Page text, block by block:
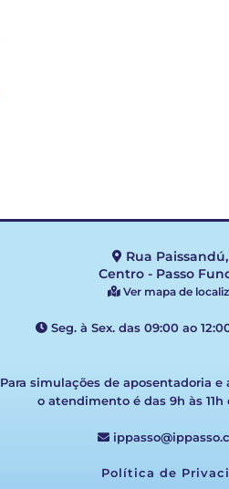
Rua Paissandú,
Centro - Passo
Ver mapa de
Seg. à Sex. das 09:00 ao
Para simulações de aposentadoria e
o atendimento é das 9h às 11h
Política de